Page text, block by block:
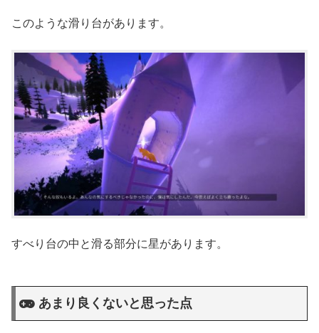
このような滑り台があります。
すべり台の中と滑る部分に星があります。
あまり良くないと思った点